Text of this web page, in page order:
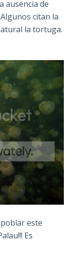
ausencia de
citan la
la tortuga.
este
Es